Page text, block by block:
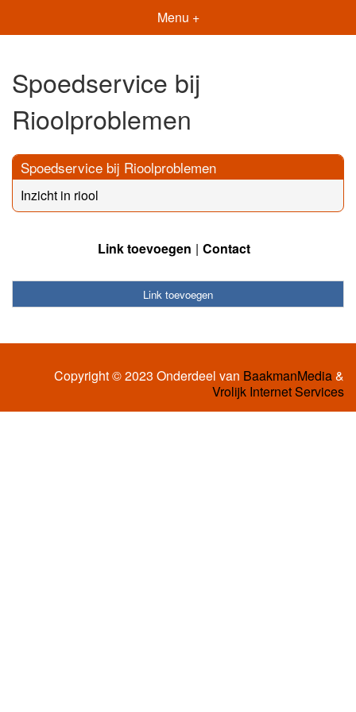
Menu +
Spoedservice bij
Rioolproblemen
Spoedservice bij Rioolproblemen
Inzicht in riool
Link toevoegen Contact
Link toevoegen
Copyright © 2023 Onderdeel van BaakmanMedia&
Vrolijk Internet Services